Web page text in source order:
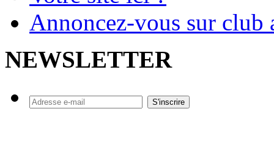
Annoncez-vous sur
NEWSLETTER